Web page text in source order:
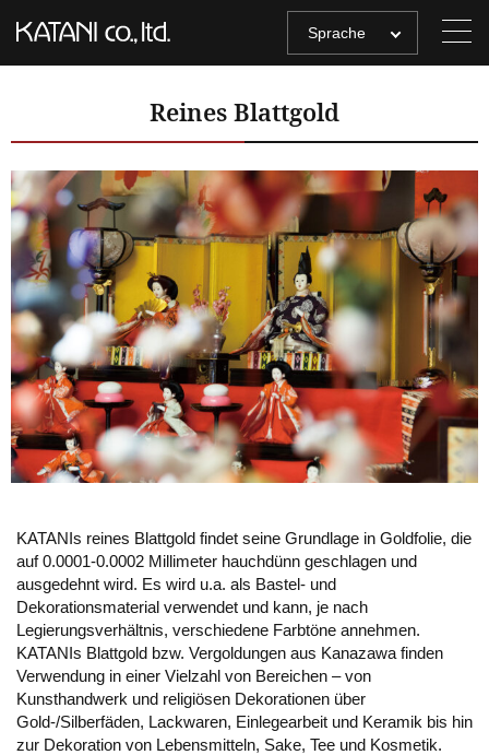
Sprache
Reines Blattgold
KATANIs reines Blattgold findet seine Grundlage in Goldfolie, die
auf 0.0001-0.0002 Millimeter hauchdünn geschlagen und
ausgedehnt wird. Es wird u.a. als Bastel- und
Dekorationsmaterial verwendet und kann, je nach
Legierungsverhältnis, verschiedene Farbtöne annehmen.
KATANIs Blattgold bzw. Vergoldungen aus Kanazawa finden
Verwendung in einer Vielzahl von Bereichen – von
Kunsthandwerk und religiösen Dekorationen über
Gold-/Silberfäden, Lackwaren, Einlegearbeit und Keramik bis hin
zur Dekoration von Lebensmitteln, Sake, Tee und Kosmetik.